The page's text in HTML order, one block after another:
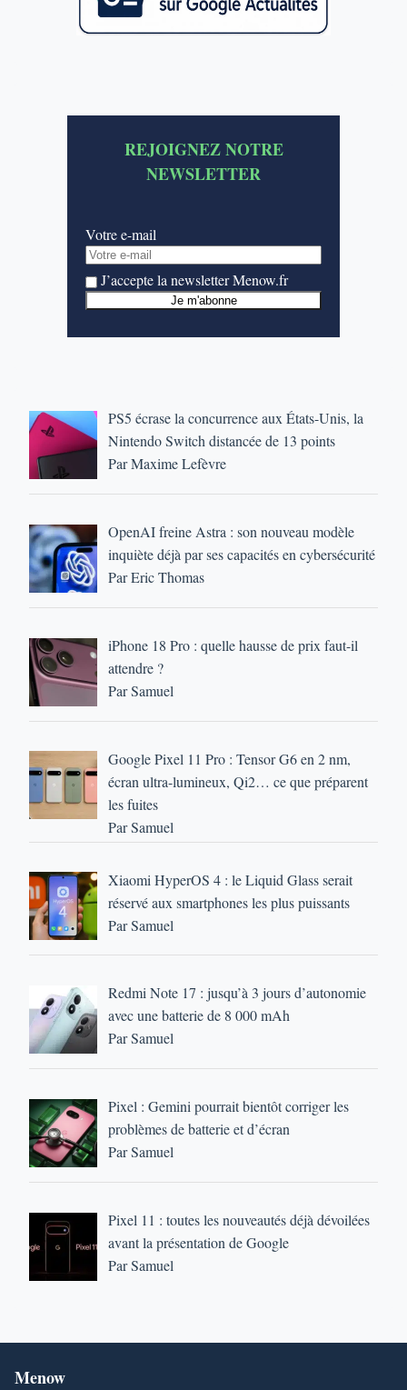
REJOIGNEZ NOTRE
NEWSLETTER
Votre e-mail
J’accepte la newsletter Menow.fr
PS5 écrase la concurrence aux États-Unis, la
Nintendo Switch distancée de 13 points
Par Maxime Lefèvre
OpenAI freine Astra : son nouveau modèle
inquiète déjà par ses capacités en cybersécurité
Par Eric Thomas
iPhone 18 Pro : quelle hausse de prix faut-il
attendre ?
Par Samuel
Google Pixel 11 Pro : Tensor G6 en 2 nm,
écran ultra-lumineux, Qi2… ce que préparent
les fuites
Par Samuel
Xiaomi HyperOS 4 : le Liquid Glass serait
réservé aux smartphones les plus puissants
Par Samuel
Redmi Note 17 : jusqu’à 3 jours d’autonomie
avec une batterie de 8 000 mAh
Par Samuel
Pixel : Gemini pourrait bientôt corriger les
problèmes de batterie et d’écran
Par Samuel
Pixel 11 : toutes les nouveautés déjà dévoilées
avant la présentation de Google
Par Samuel
Menow